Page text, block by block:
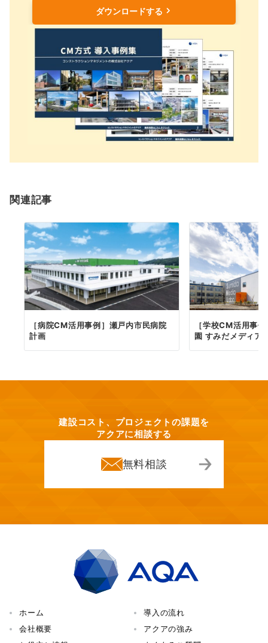
ダウンロードする
関連記事
［病院CM活用事例］瀬戸内市民病院
計画
［学校CM活用事
園 すみだメディア
建設コスト、プロジェクトの課題を
アクアに相談する
無料相談
ホーム
導入の流れ
会社概要
アクアの強み